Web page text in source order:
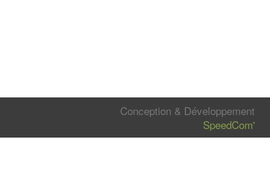
Conception & Développement
SpeedCom'